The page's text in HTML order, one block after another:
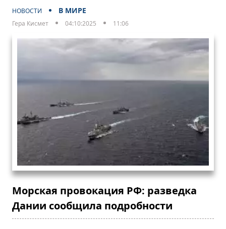
НОВОСТИ В МИРЕ
Гера Кисмет 04:10:2025 11:06
Морская провокация РФ: разведка
Дании сообщила подробности